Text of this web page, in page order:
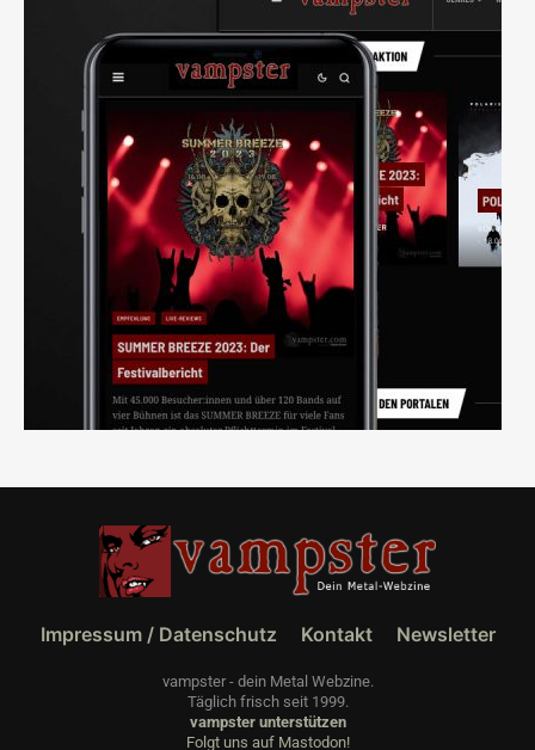
Impressum / Datenschutz Kontakt Newsletter
vampster - dein Metal Webzine.
Täglich frisch seit 1999.
vampster unterstützen
Folgt uns auf Mastodon!